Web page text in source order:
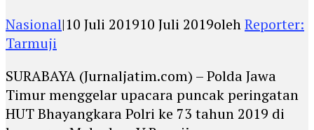
Nasional|10 Juli 201910 Juli 2019olehReporter:
Tarmuji
SURABAYA (Jurnaljatim.com) – Polda Jawa
Timur menggelar upacara puncak peringatan
HUT Bhayangkara Polri ke 73 tahun 2019 di